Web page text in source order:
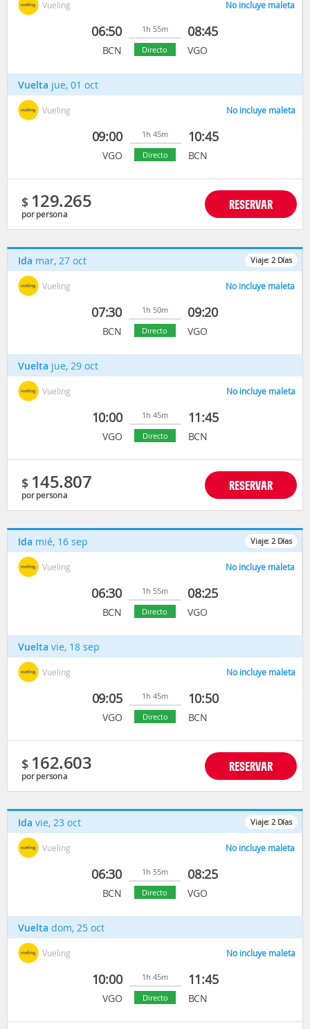
Vueling No incluye maleta
06:50
BCN
1h 55m
Directo
08:45
VGO
Vuelta jue, 01 oct
Vueling No incluye maleta
09:00
VGO
1h 45m
Directo
10:45
BCN
$ 129.265
por persona
RESERVAR
Viaje: 2 Días
Ida mar, 27 oct
Vueling No incluye maleta
07:30
BCN
1h 50m
Directo
09:20
VGO
Vuelta jue, 29 oct
Vueling No incluye maleta
10:00
VGO
1h 45m
Directo
11:45
BCN
$ 145.807
por persona
RESERVAR
Viaje: 2 Días
Ida mié, 16 sep
Vueling No incluye maleta
06:30
BCN
1h 55m
Directo
08:25
VGO
Vuelta vie, 18 sep
Vueling No incluye maleta
09:05
VGO
1h 45m
Directo
10:50
BCN
$ 162.603
por persona
RESERVAR
Viaje: 2 Días
Ida vie, 23 oct
Vueling No incluye maleta
06:30
BCN
1h 55m
Directo
08:25
VGO
Vuelta dom, 25 oct
Vueling No incluye maleta
10:00
VGO
1h 45m
Directo
11:45
BCN